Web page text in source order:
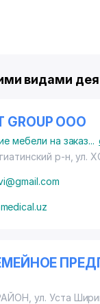
видами
GROUP ООО
мебели на заказ...
р-н,ул.
,ул. Уста